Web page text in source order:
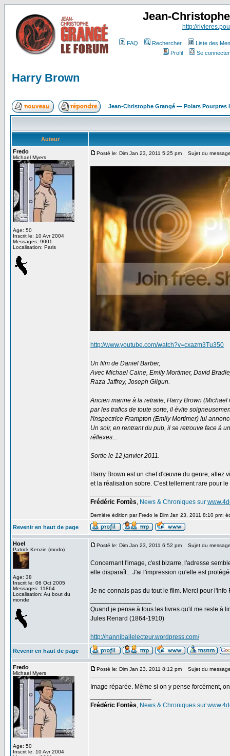
Jean-
http://
FAQ Rechercher
Liste des
Profil
Se
Harry Brown
Jean-Christophe Grangé — Polars Pourpres
Auteur
Fredo
Michael Myers
Age: 50
Inscrit le: 10 Avr 2004
Messages: 9001
Localisation: Paris
Posté le: Dim Jan 23, 2011 5:25 pm Sujet du
http://www.youtube.com/watch?v=cxazm3Tu350
Un film de Daniel Barber,
Avec Michael Caine, Emily Mortimer, David
Raza Jaffrey, Joseph Gilgun.
Ancien marine à la retraite, Harry Brown
par les trafics de toute sorte, il évite
l'inspectrice Frampton (Emily Mortimer) lui
Un soir, en rentrant du pub, il se retrouve face à
réflexes...
Sortie le 12 janvier 2011.
Harry Brown est un chef d'œuvre du genre, allez
et la réalisation sobre. C'est tellement rare pour
Frédéric Fontès, News & Chroniques sur
Dernière édition par Fredo le Dim Jan 23, 2011 8:10 pm;
Revenir en haut de page
Hoel
Patrick Kenzie (modo)
Age: 38
Inscrit le: 06 Oct 2005
Messages: 11864
Localisation: Au bout du
monde
Posté le: Dim Jan 23, 2011 6:52 pm Sujet du
Concernant l'image, c'est bizarre, l'adresse
elle disparaît... J'ai l'impression qu'elle est
Je ne connais pas du tout le film. Merci pour
Quand je pense à tous les livres qu'il me reste à
Jules Renard (1864-1910)
http://hanniballelecteur.wordpress.com/
Revenir en haut de page
Fredo
Michael Myers
Age: 50
Inscrit le: 10 Avr 2004
Posté le: Dim Jan 23, 2011 8:12 pm Sujet du
Image réparée. Même si on y pense forcément,
Frédéric Fontès, News & Chroniques sur